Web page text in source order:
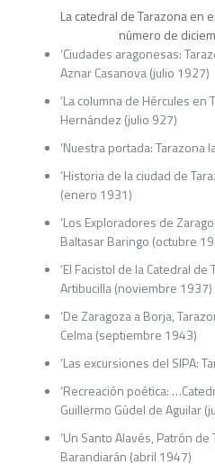
La catedral de Tarazona en
número de
‘Ciudades aragonesas:
Aznar Casanova (julio 1927)
‘La columna de Hércules en
Hernández (julio 927)
‘Nuestra portada: Tarazona
‘Historia de la ciudad de
(enero 1931)
‘Los Exploradores de
Baltasar Baringo (octubre
‘El Facistol de la Catedral de
Artibucilla (noviembre 1937)
‘De Zaragoza a Borja,
Celma (septiembre 1943)
‘Las excursiones del SIPA:
‘Recreación poética:
Guillermo Gúdel de Aguilar
‘Un Santo Alavés, Patrón de
Barandiarán (abril 1947)